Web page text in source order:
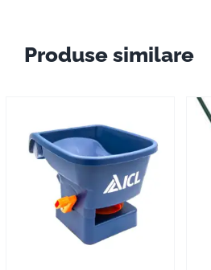
Produse similare